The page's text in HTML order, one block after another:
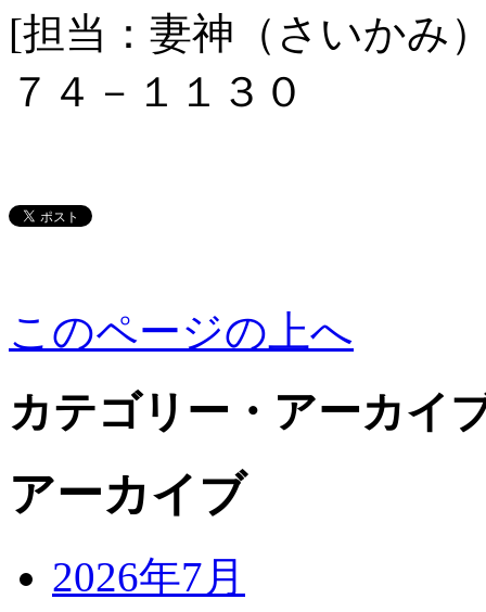
[担当：妻神（さいか
７４－１１３０
このページの上へ
カテゴリー・アーカイ
アーカイブ
2026年7月